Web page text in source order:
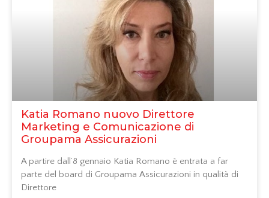
Katia Romano nuovo Direttore
Marketing e Comunicazione di
Groupama Assicurazioni
A partire dall’8 gennaio Katia Romano è entrata a far
parte del board di Groupama Assicurazioni in qualità di
Direttore